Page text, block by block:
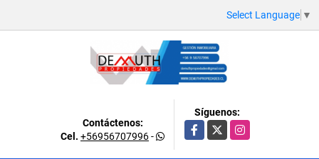
Select Language ▼
Contáctenos:
Cel. +56956707996-
Síguenos:
Facebook
X Instagram